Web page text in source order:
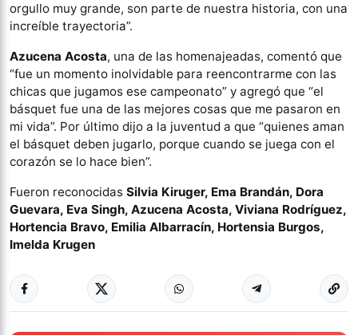
orgullo muy grande, son parte de nuestra historia, con una
increíble trayectoria”.
Azucena Acosta, una de las homenajeadas, comentó que
“fue un momento inolvidable para reencontrarme con las
chicas que jugamos ese campeonato” y agregó que “el
básquet fue una de las mejores cosas que me pasaron en
mi vida”. Por último dijo a la juventud a que “quienes aman
el básquet deben jugarlo, porque cuando se juega con el
corazón se lo hace bien”.
Fueron reconocidas Silvia Kiruger, Ema Brandán, Dora
Guevara, Eva Singh, Azucena Acosta, Viviana Rodríguez,
Hortencia Bravo, Emilia Albarracín, Hortensia Burgos,
Imelda Krugen